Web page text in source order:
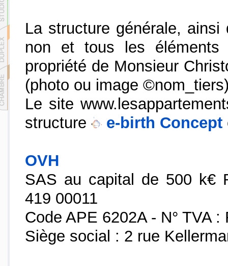
La structure générale,
non et tous les
propriété de Monsieur
(photo ou image
Le site
structure
e-birth Concept
OVH
SAS au capital de 500 k€
419 00011
Code APE 6202A - N° TVA
Siège social : 2 rue